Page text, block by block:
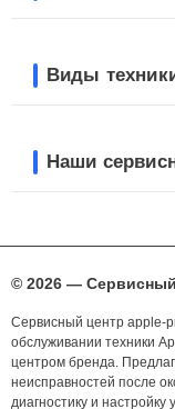
Виды
Наши
© 2026 —
Сервисный центр apple-
обслуживании техники
центром бренда.
неисправностей после
диагностику и